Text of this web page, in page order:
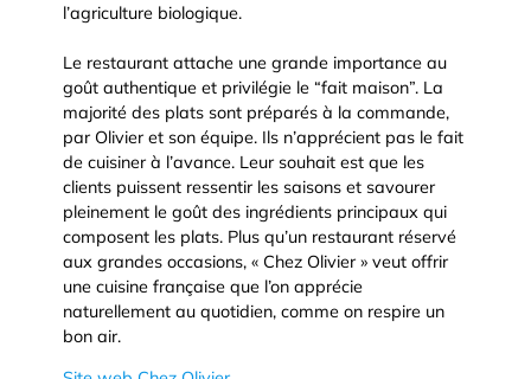
l’agriculture biologique.
Le restaurant attache une grande importance au
goût authentique et privilégie le “fait maison”. La
majorité des plats sont préparés à la commande,
par Olivier et son équipe. Ils n’apprécient pas le fait
de cuisiner à l’avance. Leur souhait est que les
clients puissent ressentir les saisons et savourer
pleinement le goût des ingrédients principaux qui
composent les plats. Plus qu’un restaurant réservé
aux grandes occasions, « Chez Olivier » veut offrir
une cuisine française que l’on apprécie
naturellement au quotidien, comme on respire un
bon air.